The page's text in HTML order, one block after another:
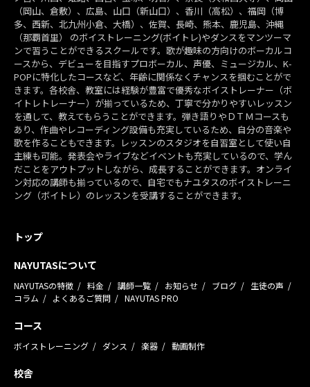
（岡山、倉敷）、広島、山口（新山口）、香川（高松）、福岡（博
多、西新、北九州小倉、大橋）、佐賀、長崎、熊本、鹿児島、沖縄
（那覇首里） のボイストレーニング(ボイトレ)やダンスをマンツーマ
ンで習うことができるスクールです。歌が趣味の方向けのボーカルコ
ースから、デビューを目指すプロボーカル、声優、ミュージカル、K-
POPに特化したコースなど、年齢に関係なくチャンスを掴むことがで
きます。各校舎、教室には経験が豊富で優秀なボイストレーナー（ボ
イトレトレーナー）が揃っているため、丁寧で分かりやすいレッスン
を通して、教えてもらうことができます。弾き語りやＤＴＭコースも
あり、作曲やレコーディング設備も充実しているため、自分の音楽や
歌を作ることもできます。レッスンのスタジオを自習室として使い自
主練も可能。発表会やライブなどイベントも充実しているので、学ん
だことをアウトプットしながら、成長することができます。オンライ
ン対応の講師も揃っているので、自宅でもナユタスのボイストレーニ
ング（ボイトレ）のレッスンを受講することができます。
トップ
NAYUTASについて
NAYUTASの特徴 料金 講師一覧 お知らせ ブログ
生徒の声
コラム
よくあるご質問 NAYUTAS PRO
コース
ボイストレーニング ダンス 楽器 動画制作
校舎